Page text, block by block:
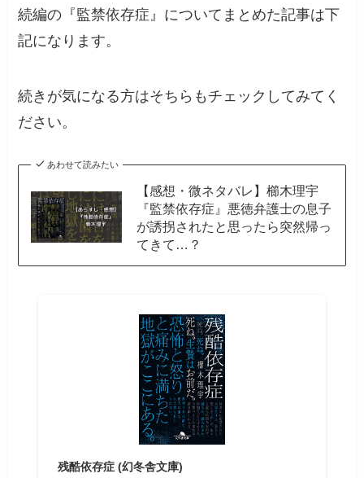
続編の『監禁依存症』についてまとめた記事は下
記になります。
続きが気になる方はそちらもチェックしてみてく
ださい。
あわせて読みたい
【感想・微ネタバレ】櫛木理宇
『監禁依存症』悪徳弁護士の息子
が誘拐されたと思ったら突然帰っ
てきて…？
残酷依存症 (幻冬舎文庫)